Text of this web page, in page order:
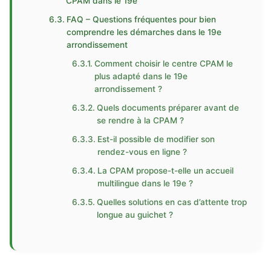
FAQ – Questions fréquentes pour bien
comprendre les démarches dans le 19e
arrondissement
Comment choisir le centre CPAM le
plus adapté dans le 19e
arrondissement ?
Quels documents préparer avant de
se rendre à la CPAM ?
Est-il possible de modifier son
rendez-vous en ligne ?
La CPAM propose-t-elle un accueil
multilingue dans le 19e ?
Quelles solutions en cas d’attente trop
longue au guichet ?